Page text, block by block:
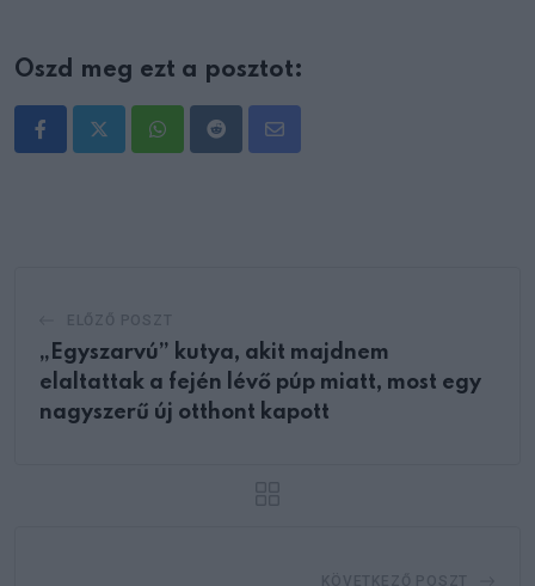
Oszd meg ezt a posztot:
WhatsappRedditShare
„Egyszarvú” kutya, akit majdnem
elaltattak a fején lévő púp miatt, most egy
nagyszerű új otthont kapott